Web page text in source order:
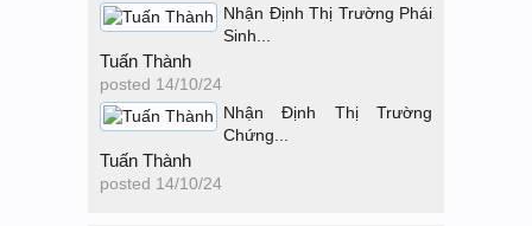
Nhận Định Thị Trường Phái
Sinh...
Tuấn Thành
posted 14/10/24
Nhận Định Thị Trường
Chứng...
Tuấn Thành
posted 14/10/24